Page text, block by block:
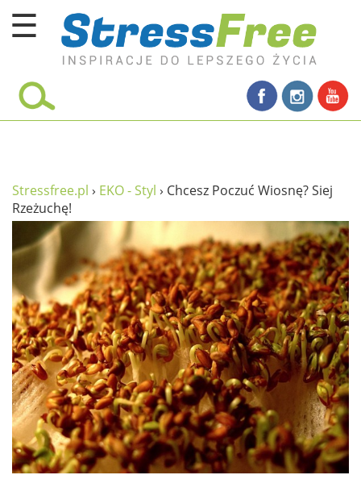
☰
Kursy online
umysł
proste życie
relaks
filozofia życia
wolność od stresu
miłość i rodzina
w rodzinie
wychowanie dzieci
edukacja
zabawy dla dzieci
Odżywianie
Stressfree.pl › EKO - Styl › Chcesz Poczuć Wiosnę? Siej
Rzeżuchę!